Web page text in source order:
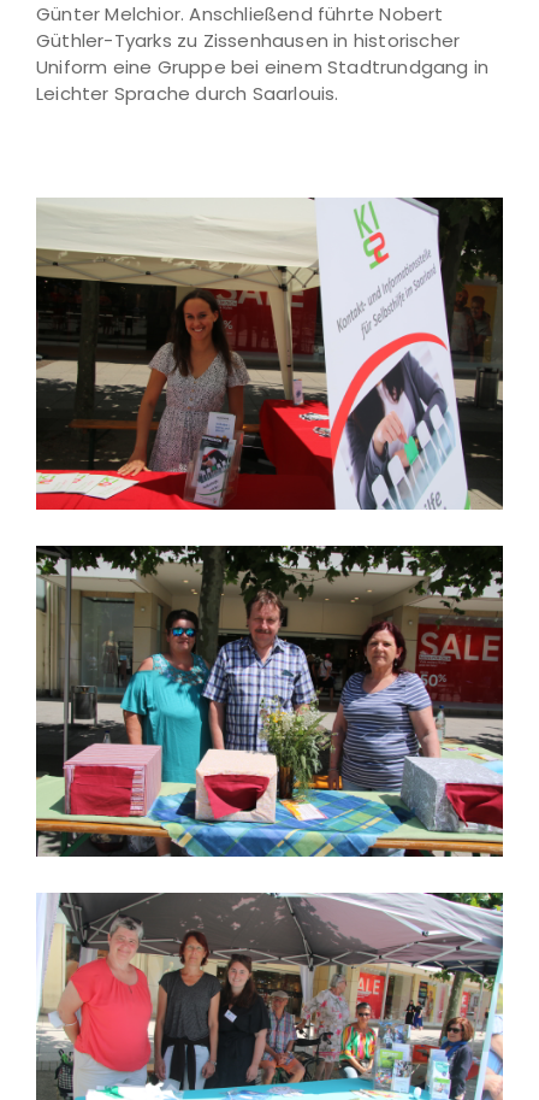
Günter Melchior. Anschließend führte Nobert
Güthler-Tyarks zu Zissenhausen in historischer
Uniform eine Gruppe bei einem Stadtrundgang in
Leichter Sprache durch Saarlouis.